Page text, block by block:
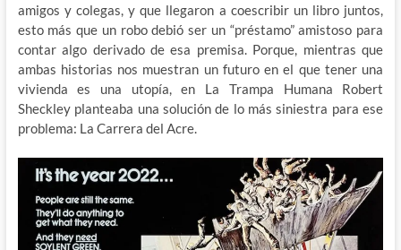
amigos y colegas, y que llegaron a coescribir un libro juntos,
esto más que un robo debió ser un “préstamo” amistoso para
contar algo derivado de esa premisa. Porque, mientras que
ambas historias nos muestran un futuro en el que tener una
vivienda es una utopía, en La Trampa Humana Robert
Sheckley planteaba una solución de lo más siniestra para ese
problema: La Carrera del Acre.